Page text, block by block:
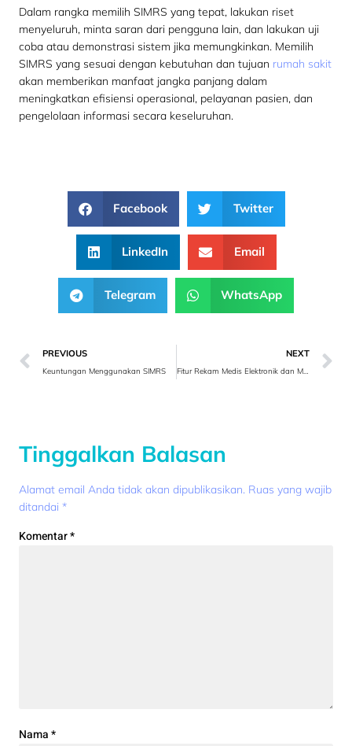
Dalam rangka memilih SIMRS yang tepat, lakukan riset
menyeluruh, minta saran dari pengguna lain, dan lakukan uji
coba atau demonstrasi sistem jika memungkinkan. Memilih
SIMRS yang sesuai dengan kebutuhan dan tujuan rumah sakit
akan memberikan manfaat jangka panjang dalam
meningkatkan efisiensi operasional, pelayanan pasien, dan
pengelolaan informasi secara keseluruhan.
Facebook Twitter
LinkedIn Email
Telegram WhatsApp
PREVIOUS
Keuntungan Menggunakan SIMRS
NEXT
Fitur Rekam Medis Elektronik dan Manfaatnya
Tinggalkan Balasan
Alamat email Anda tidak akan dipublikasikan. Ruas yang wajib
ditandai *
Komentar*
Nama*